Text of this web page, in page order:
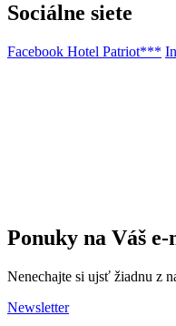
Sociálne siete
Facebook Hotel Patriot***
Ponuky na Váš e-
Nenechajte si ujsť žiadnu z
Newsletter